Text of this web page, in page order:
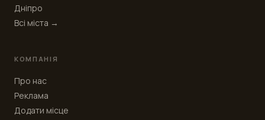
Дніпро
Всі міста →
КОМПАНІЯ
Про нас
Реклама
Додати місце